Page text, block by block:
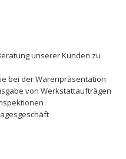
unserer Kunden zu
bei der Warenpräsentation
von Werkstattaufträgen